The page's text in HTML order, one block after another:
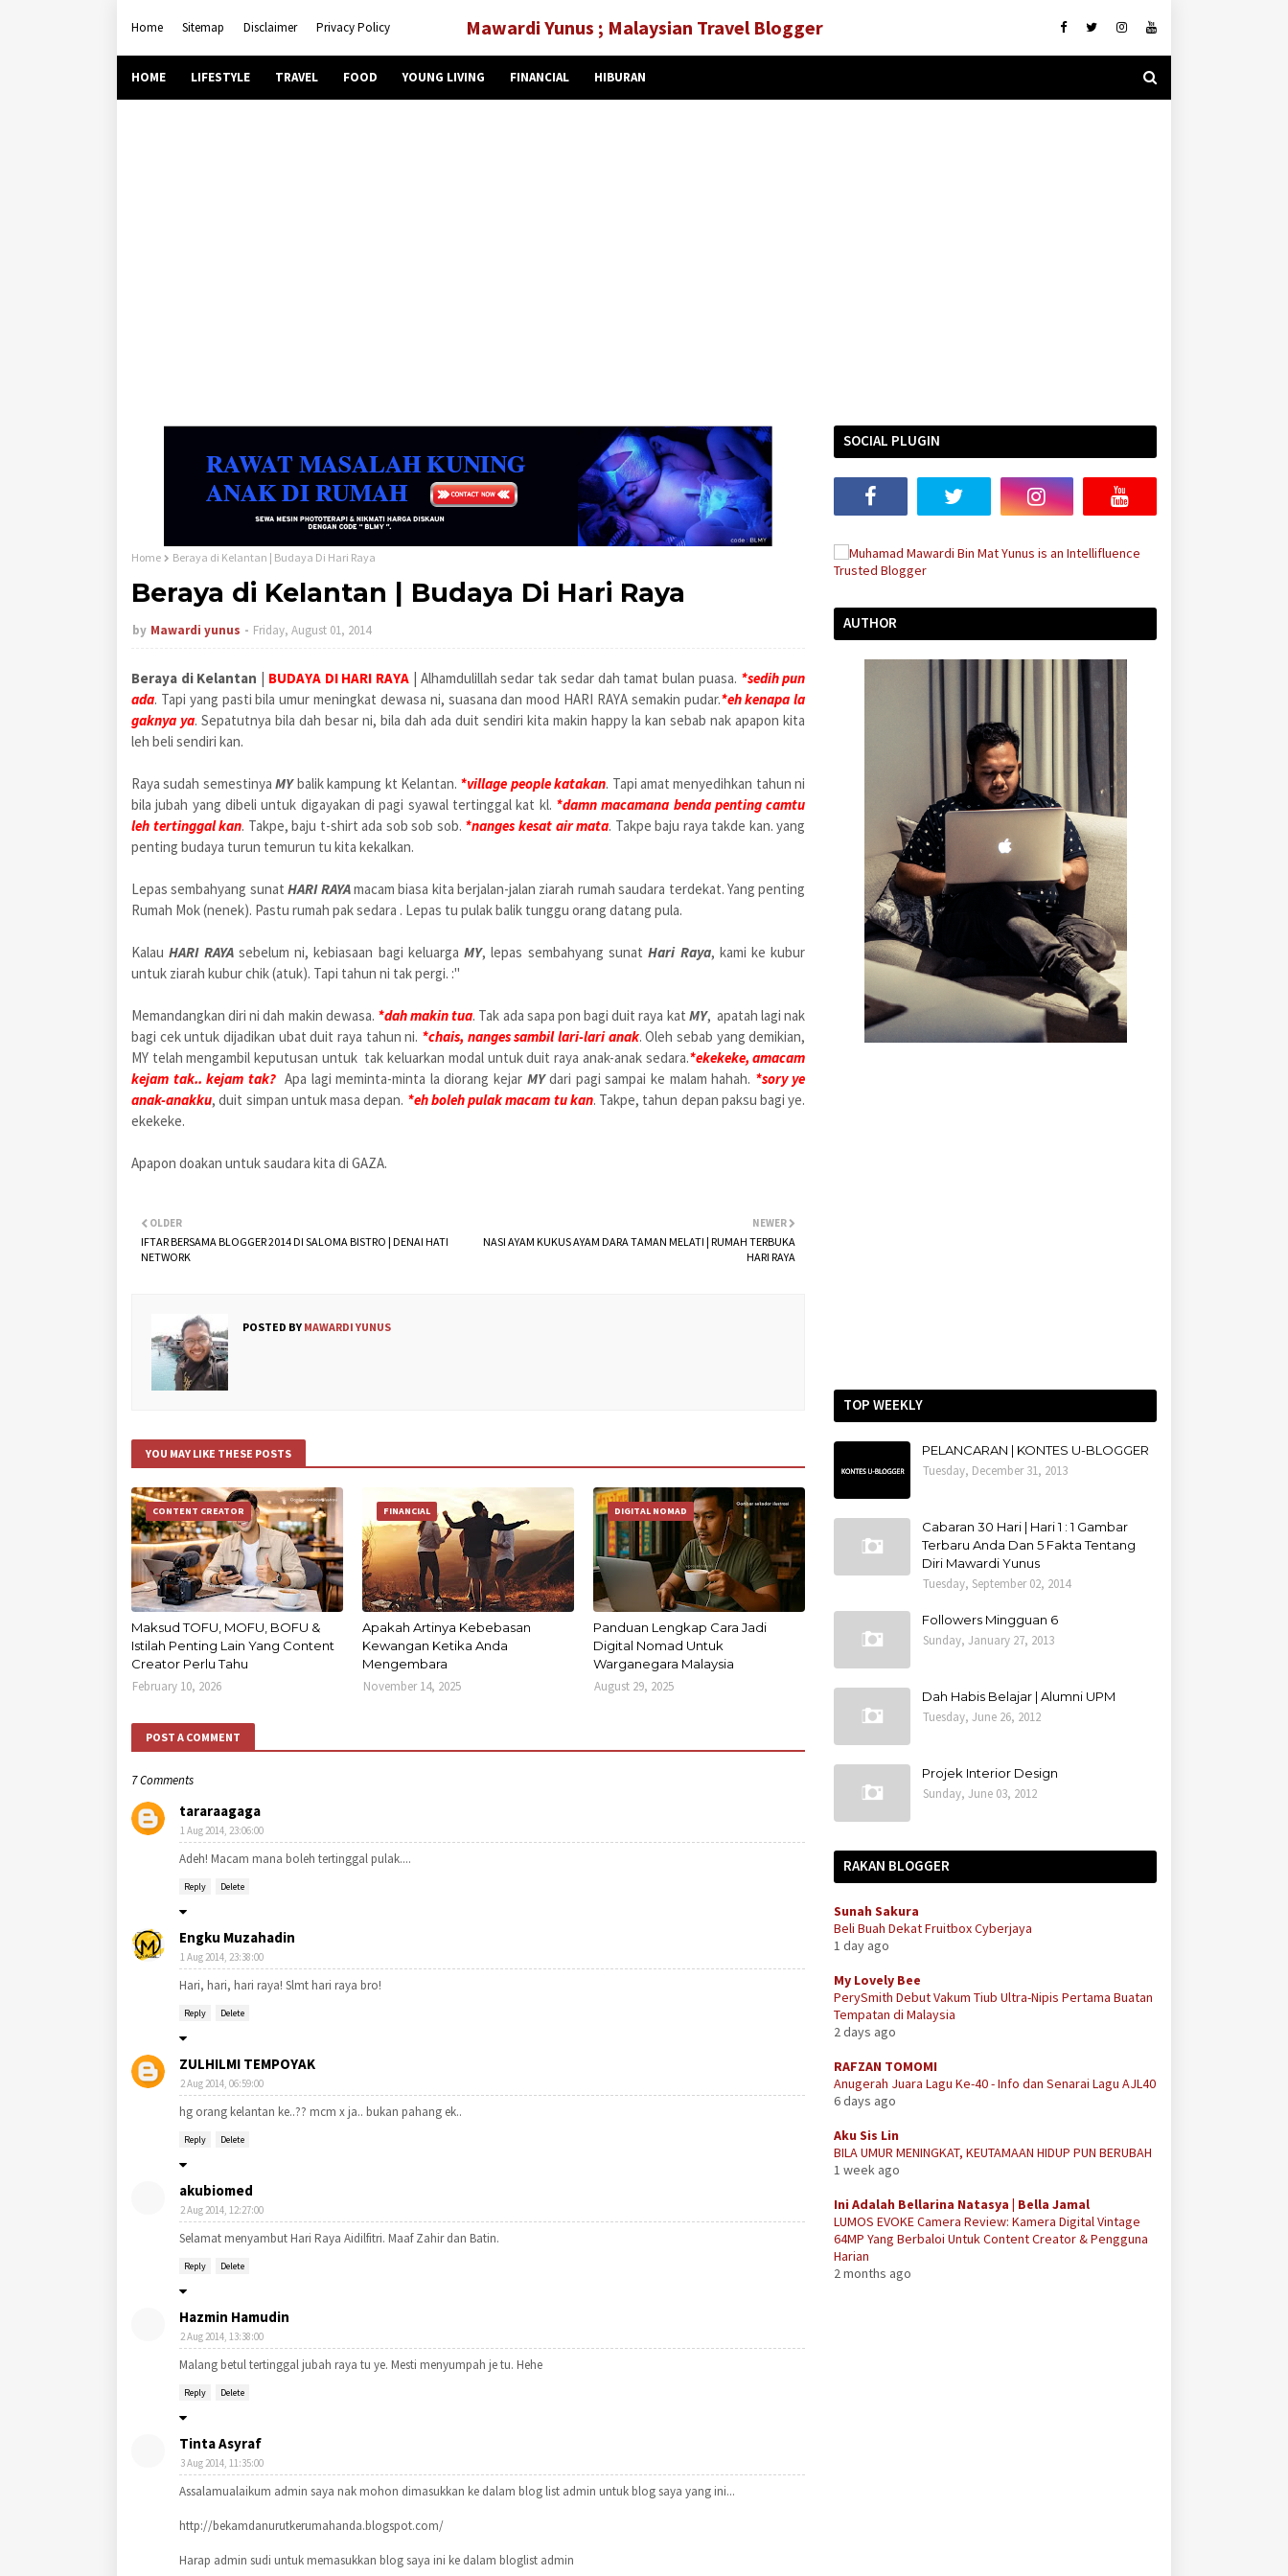
Home Sitemap Disclaimer Privacy Policy Mawardi Yunus ; Malaysian Travel Blogger
HOME LIFESTYLE TRAVEL FOOD YOUNG LIVING FINANCIAL HIBURAN
Home Beraya di Kelantan | Budaya Di Hari Raya
Beraya di Kelantan | Budaya Di Hari Raya
by Mawardi yunus Friday, August 01, 2014
Beraya di Kelantan | BUDAYA DI HARI RAYA | Alhamdulillah sedar tak sedar dah tamat bulan puasa. *sedih pun
ada. Tapi yang pasti bila umur meningkat dewasa ni, suasana dan mood HARI RAYA semakin pudar.*eh kenapa la
gaknya ya. Sepatutnya bila dah besar ni, bila dah ada duit sendiri kita makin happy la kan sebab nak apapon kita
leh beli sendiri kan.
Raya sudah semestinyaMYbalik kampung kt Kelantan. *village people katakan. Tapi amat menyedihkan tahun ni
bila jubah yang dibeli untuk digayakan di pagi syawal tertinggal kat kl. *damn macamana benda penting camtu
leh tertinggal kan. Takpe, baju t-shirt ada sob sob sob. *nanges kesat air mata. Takpe baju raya takde kan. yang
penting budaya turun temurun tu kita kekalkan.
Lepas sembahyang sunatHARI RAYAmacam biasa kita berjalan-jalan ziarah rumah saudara terdekat. Yang penting
Rumah Mok (nenek). Pastu rumah pak sedara . Lepas tu pulak balik tunggu orang datang pula.
KalauHARI RAYAsebelum ni, kebiasaan bagi keluargaMY, lepas sembahyang sunatHari Raya, kami ke kubur
untuk ziarah kubur chik (atuk). Tapi tahun ni tak pergi. :"
Memandangkan diri ni dah makin dewasa. *dah makin tua. Tak ada sapa pon bagi duit raya kat MY, apatah lagi nak
bagi cek untuk dijadikan ubat duit raya tahun ni. *chais, nanges sambil lari-lari anak. Oleh sebab yang demikian,
MY telah mengambil keputusan untuk tak keluarkan modal untuk duit raya anak-anak sedara.*ekekeke, amacam
kejam tak.. kejam tak?Apa lagi meminta-minta la diorang kejar MYdari pagi sampai ke malam hahah. *sory ye
anak-anakku, duit simpan untuk masa depan. *eh boleh pulak macam tu kan. Takpe, tahun depan paksu bagi ye.
ekekeke.
Apapon doakan untuk saudara kita di GAZA.
NEWER
NASI AYAM KUKUS AYAM DARA TAMAN MELATI | RUMAH TERBUKA
HARI RAYA
OLDER
IFTAR BERSAMA BLOGGER 2014 DI SALOMA BISTRO | DENAI HATI
NETWORK
POSTED BY MAWARDI YUNUS
YOU MAY LIKE THESE POSTS
CONTENT CREATOR
Maksud TOFU, MOFU, BOFU &
Istilah Penting Lain Yang Content
Creator Perlu Tahu
February 10, 2026
FINANCIAL
Apakah Artinya Kebebasan
Kewangan Ketika Anda
Mengembara
November 14, 2025
DIGITAL NOMAD
Panduan Lengkap Cara Jadi
Digital Nomad Untuk
Warganegara Malaysia
August 29, 2025
POST A COMMENT
7 Comments
tararaagaga
1 Aug 2014, 23:06:00
Adeh! Macam mana boleh tertinggal pulak....
Reply Delete
Engku Muzahadin
1 Aug 2014, 23:38:00
Hari, hari, hari raya! Slmt hari raya bro!
Reply Delete
ZULHILMI TEMPOYAK
2 Aug 2014, 06:59:00
hg orang kelantan ke..?? mcm x ja.. bukan pahang ek..
Reply Delete
akubiomed
2 Aug 2014, 12:27:00
Selamat menyambut Hari Raya Aidilfitri. Maaf Zahir dan Batin.
Reply Delete
Hazmin Hamudin
2 Aug 2014, 13:38:00
Malang betul tertinggal jubah raya tu ye. Mesti menyumpah je tu. Hehe
Reply Delete
Tinta Asyraf
3 Aug 2014, 11:35:00
Assalamualaikum admin saya nak mohon dimasukkan ke dalam blog list admin untuk blog saya yang ini...
http://bekamdanurutkerumahanda.blogspot.com/
Harap admin sudi untuk memasukkan blog saya ini ke dalam bloglist admin
SOCIAL PLUGIN
AUTHOR
TOP WEEKLY
PELANCARAN | KONTES U-BLOGGER
Tuesday, December 31, 2013
Cabaran 30 Hari | Hari 1 : 1 Gambar
Terbaru Anda Dan 5 Fakta Tentang
Diri Mawardi Yunus
Tuesday, September 02, 2014
Followers Mingguan 6
Sunday, January 27, 2013
Dah Habis Belajar | Alumni UPM
Tuesday, June 26, 2012
Projek Interior Design
Sunday, June 03, 2012
RAKAN BLOGGER
Sunah Sakura
Beli Buah Dekat Fruitbox Cyberjaya
1 day ago
My Lovely Bee
PerySmith Debut Vakum Tiub Ultra-Nipis Pertama Buatan
Tempatan di Malaysia
2 days ago
RAFZAN TOMOMI
Anugerah Juara Lagu Ke-40 - Info dan Senarai Lagu AJL40
6 days ago
Aku Sis Lin
BILA UMUR MENINGKAT, KEUTAMAAN HIDUP PUN BERUBAH
1 week ago
Ini Adalah Bellarina Natasya | Bella Jamal
LUMOS EVOKE Camera Review: Kamera Digital Vintage
64MP Yang Berbaloi Untuk Content Creator & Pengguna
Harian
2 months ago